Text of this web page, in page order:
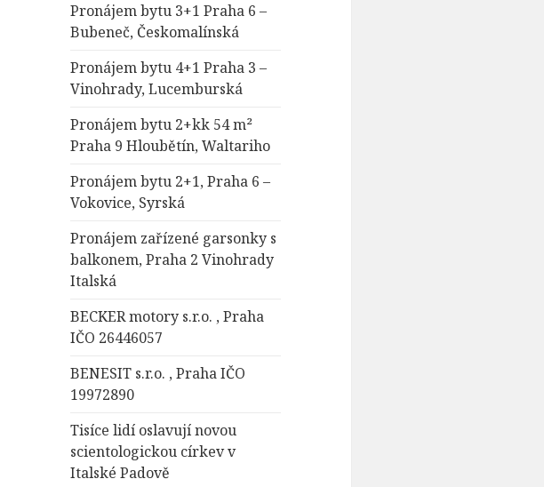
Pronájem bytu 3+1 Praha 6 –
Bubeneč, Českomalínská
Pronájem bytu 4+1 Praha 3 –
Vinohrady, Lucemburská
Pronájem bytu 2+kk 54 m²
Praha 9 Hloubětín, Waltariho
Pronájem bytu 2+1, Praha 6 –
Vokovice, Syrská
Pronájem zařízené garsonky s
balkonem, Praha 2 Vinohrady
Italská
BECKER motory s.r.o. , Praha
IČO 26446057
BENESIT s.r.o. , Praha IČO
19972890
Tisíce lidí oslavují novou
scientologickou církev v
Italské Padově